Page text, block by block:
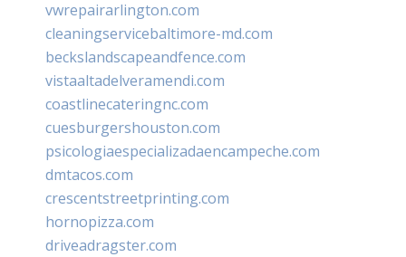
vwrepairarlington.com
cleaningservicebaltimore-md.com
beckslandscapeandfence.com
vistaaltadelveramendi.com
coastlinecateringnc.com
cuesburgershouston.com
psicologiaespecializadaencampeche.com
dmtacos.com
crescentstreetprinting.com
hornopizza.com
driveadragster.com